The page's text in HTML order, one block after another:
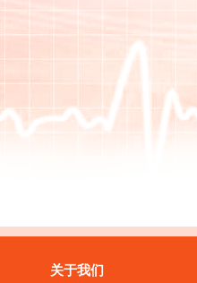
关于我们